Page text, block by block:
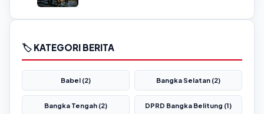
🏷️ KATEGORI BERITA
Babel (2) Bangka Selatan (2)
Bangka Tengah (2) DPRD Bangka Belitung (1)